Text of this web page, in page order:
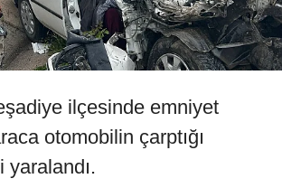
ilçesinde emniyet
otomobilin çarptığı
yaralandı.